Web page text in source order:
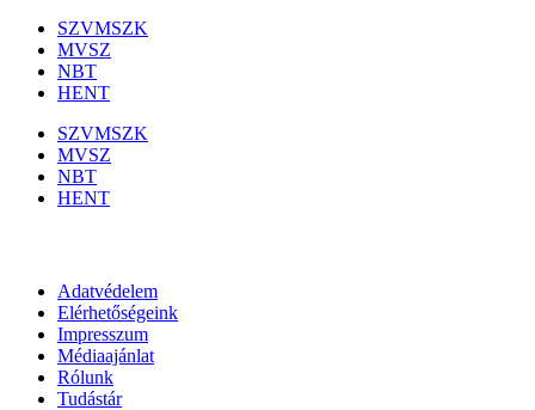
SZVMSZK
MVSZ
NBT
HENT
SZVMSZK
MVSZ
NBT
HENT
Adatvédelem
Elérhetőségeink
Impresszum
Médiaajánlat
Rólunk
Tudástár